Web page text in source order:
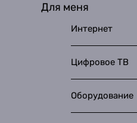
Для меня
Интернет
Цифровое ТВ
Оборудование